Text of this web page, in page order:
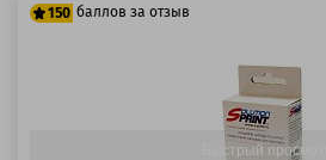
150 баллов за отзыв
Быстрый просмотр